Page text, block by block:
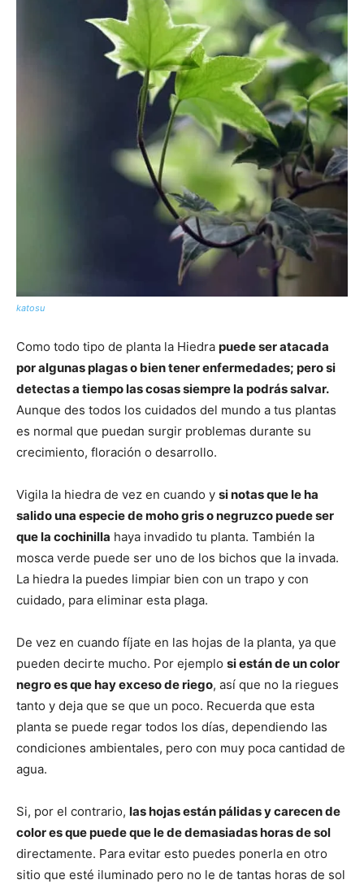
katosu
Como todo tipo de planta la Hiedra puede ser atacada
por algunas plagas o bien tener enfermedades; pero si
detectas a tiempo las cosas siempre la podrás salvar.
Aunque des todos los cuidados del mundo a tus plantas
es normal que puedan surgir problemas durante su
crecimiento, floración o desarrollo.
Vigila la hiedra de vez en cuando y si notas que le ha
salido una especie de moho gris o negruzco puede ser
que la cochinilla haya invadido tu planta. También la
mosca verde puede ser uno de los bichos que la invada.
La hiedra la puedes limpiar bien con un trapo y con
cuidado, para eliminar esta plaga.
De vez en cuando fíjate en las hojas de la planta, ya que
pueden decirte mucho. Por ejemplo si están de un color
negro es que hay exceso de riego, así que no la riegues
tanto y deja que se que un poco. Recuerda que esta
planta se puede regar todos los días, dependiendo las
condiciones ambientales, pero con muy poca cantidad de
agua.
Si, por el contrario, las hojas están pálidas y carecen de
color es que puede que le de demasiadas horas de sol
directamente. Para evitar esto puedes ponerla en otro
sitio que esté iluminado pero no le de tantas horas de sol